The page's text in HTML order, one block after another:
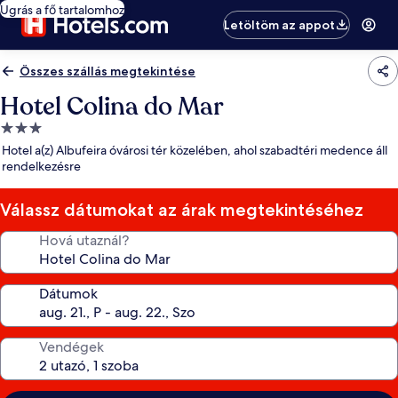
Ugrás a fő tartalomhoz
Letöltöm az appot
Összes szállás megtekintése
Hotel Colina do Mar
3.0
csillagos
szálláshely
Hotel a(z) Albufeira óvárosi tér közelében, ahol szabadtéri medence áll
rendelkezésre
Válassz dátumokat az árak megtekintéséhez
Hová utaznál?
Dátumok
Vendégek